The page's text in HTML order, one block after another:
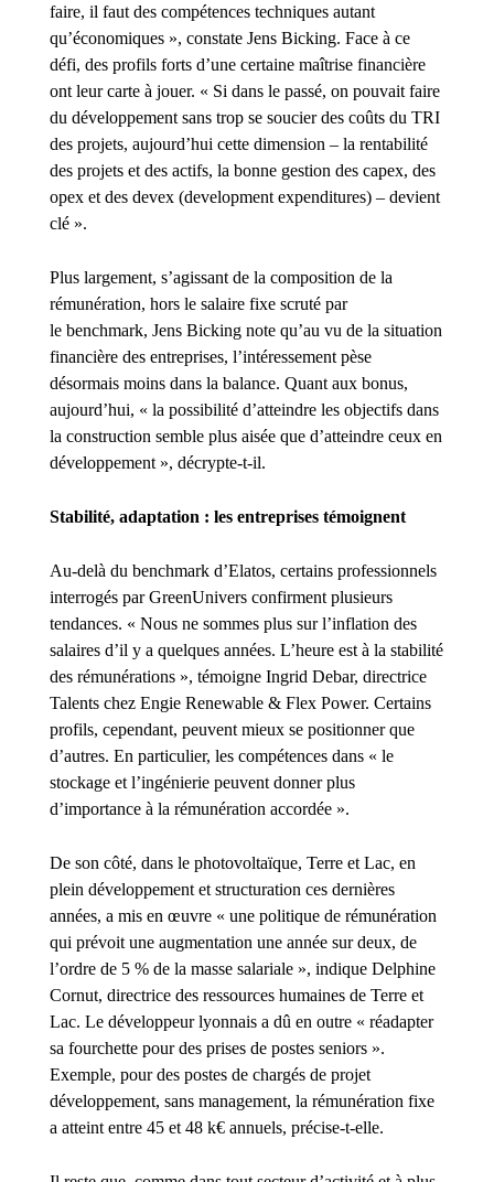
faire, il faut des compétences techniques autant
qu’économiques », constate Jens Bicking. Face à ce
défi, des profils forts d’une certaine maîtrise financière
ont leur carte à jouer. « Si dans le passé, on pouvait faire
du développement sans trop se soucier des coûts du TRI
des projets, aujourd’hui cette dimension – la rentabilité
des projets et des actifs, la bonne gestion des capex, des
opex et des devex (development expenditures) – devient
clé ».
Plus largement, s’agissant de la composition de la
rémunération, hors le salaire fixe scruté par
le benchmark, Jens Bicking note qu’au vu de la situation
financière des entreprises, l’intéressement pèse
désormais moins dans la balance. Quant aux bonus,
aujourd’hui, « la possibilité d’atteindre les objectifs dans
la construction semble plus aisée que d’atteindre ceux en
développement », décrypte-t-il.
Stabilité, adaptation : les entreprises témoignent
Au-delà du benchmark d’Elatos, certains professionnels
interrogés par GreenUnivers confirment plusieurs
tendances. « Nous ne sommes plus sur l’inflation des
salaires d’il y a quelques années. L’heure est à la stabilité
des rémunérations », témoigne Ingrid Debar, directrice
Talents chez Engie Renewable & Flex Power. Certains
profils, cependant, peuvent mieux se positionner que
d’autres. En particulier, les compétences dans « le
stockage et l’ingénierie peuvent donner plus
d’importance à la rémunération accordée ».
De son côté, dans le photovoltaïque, Terre et Lac, en
plein développement et structuration ces dernières
années, a mis en œuvre « une politique de rémunération
qui prévoit une augmentation une année sur deux, de
l’ordre de 5 % de la masse salariale », indique Delphine
Cornut, directrice des ressources humaines de Terre et
Lac. Le développeur lyonnais a dû en outre « réadapter
sa fourchette pour des prises de postes seniors ».
Exemple, pour des postes de chargés de projet
développement, sans management, la rémunération fixe
a atteint entre 45 et 48 k€ annuels, précise-t-elle.